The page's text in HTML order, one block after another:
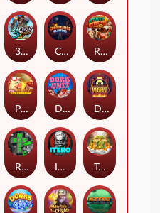
Crownlings Clusters
Rad Maxx
3 Cursed Chests™
Piggy Cluster Hunt Dork Unit
Rusty & Curly
Tai The Toad
ITERO
Desert Temple